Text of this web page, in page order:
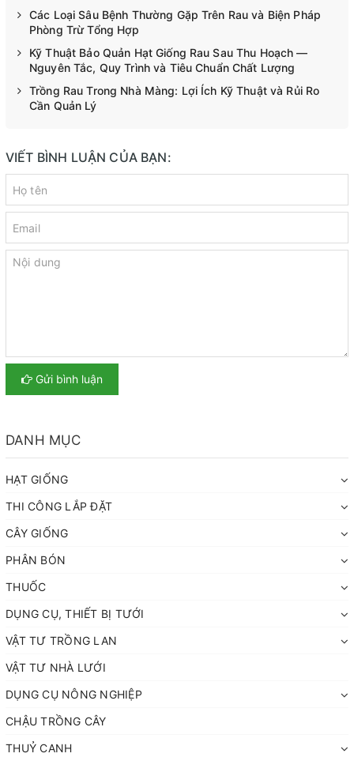
Các Loại Sâu Bệnh Thường Gặp Trên Rau và Biện Pháp
Phòng Trừ Tổng Hợp
Kỹ Thuật Bảo Quản Hạt Giống Rau Sau Thu Hoạch —
Nguyên Tắc, Quy Trình và Tiêu Chuẩn Chất Lượng
Trồng Rau Trong Nhà Màng: Lợi Ích Kỹ Thuật và Rủi Ro
Cần Quản Lý
VIẾT BÌNH LUẬN CỦA BẠN:
Gửi bình luận
DANH MỤC
HẠT GIỐNG
THI CÔNG LẮP ĐẶT
CÂY GIỐNG
PHÂN BÓN
THUỐC
DỤNG CỤ, THIẾT BỊ TƯỚI
VẬT TƯ TRỒNG LAN
VẬT TƯ NHÀ LƯỚI
DỤNG CỤ NÔNG NGHIỆP
CHẬU TRỒNG CÂY
THUỶ CANH